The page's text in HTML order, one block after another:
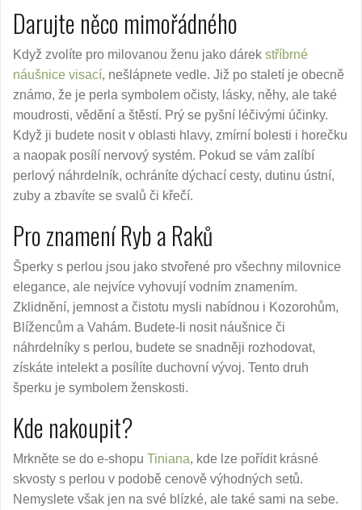
Darujte něco mimořádného
Když zvolíte pro milovanou ženu jako dárek stříbrné
náušnice visací, nešlápnete vedle. Již po staletí je obecně
známo, že je perla symbolem očisty, lásky, něhy, ale také
moudrosti, vědění a štěstí. Prý se pyšní léčivými účinky.
Když ji budete nosit v oblasti hlavy, zmírní bolesti i horečku
a naopak posílí nervový systém. Pokud se vám zalíbí
perlový náhrdelník, ochráníte dýchací cesty, dutinu ústní,
zuby a zbavíte se svalů či křečí.
Pro znamení Ryb a Raků
Šperky s perlou jsou jako stvořené pro všechny milovnice
elegance, ale nejvíce vyhovují vodním znamením.
Zklidnění, jemnost a čistotu mysli nabídnou i Kozorohům,
Blížencům a Vahám. Budete-li nosit náušnice či
náhrdelníky s perlou, budete se snadněji rozhodovat,
získáte intelekt a posílíte duchovní vývoj. Tento druh
šperku je symbolem ženskosti.
Kde nakoupit?
Mrkněte se do e-shopu Tiniana, kde lze pořídit krásné
skvosty s perlou v podobě cenově výhodných setů.
Nemyslete však jen na své blízké, ale také sami na sebe.